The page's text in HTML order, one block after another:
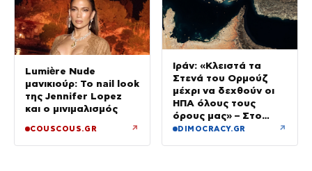
Lumière Nude
μανικιούρ: Το nail look
της Jennifer Lopez
και ο μινιμαλισμός
COUSCOUS.GR ↗
Ιράν: «Κλειστά τα
Στενά του Ορμούζ
μέχρι να δεχθούν οι
ΗΠΑ όλους τους
όρους μας» – Στο
τραπέζι συμφωνία για
DIMOCRACY.GR ↗